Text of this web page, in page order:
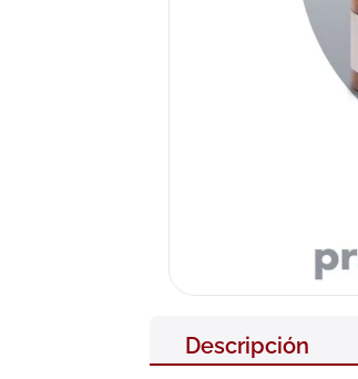
Descripción